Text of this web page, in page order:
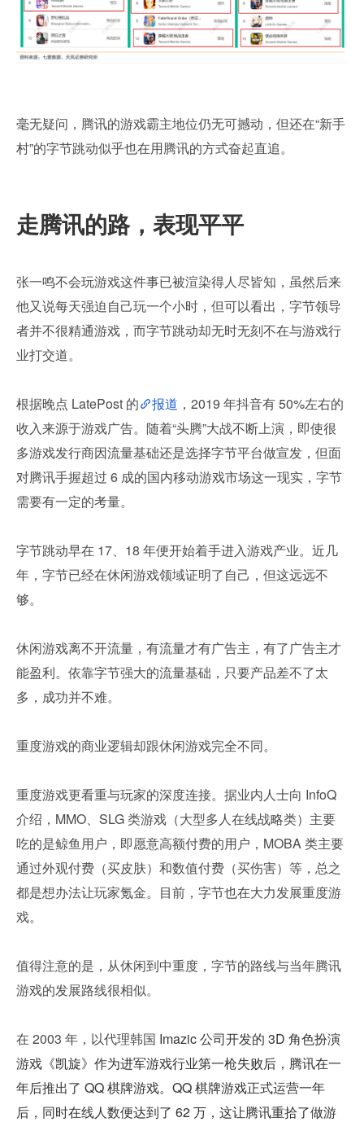
毫无疑问，腾讯的游戏霸主地位仍无可撼动，但还在“新手
村”的字节跳动似乎也在用腾讯的方式奋起直追。
走腾讯的路，表现平平
张一鸣不会玩游戏这件事已被渲染得人尽皆知，虽然后来
他又说每天强迫自己玩一个小时，但可以看出，字节领导
者并不很精通游戏，而字节跳动却无时无刻不在与游戏行
业打交道。
根据晚点 LatePost 的 报道 ，2019 年抖音有 50%左右的
收入来源于游戏广告。随着“头腾”大战不断上演，即使很
多游戏发行商因流量基础还是选择字节平台做宣发，但面
对腾讯手握超过 6 成的国内移动游戏市场这一现实，字节
需要有一定的考量。
字节跳动早在 17、18 年便开始着手进入游戏产业。近几
年，字节已经在休闲游戏领域证明了自己，但这远远不
够。
休闲游戏离不开流量，有流量才有广告主，有了广告主才
能盈利。依靠字节强大的流量基础，只要产品差不了太
多，成功并不难。
重度游戏的商业逻辑却跟休闲游戏完全不同。
重度游戏更看重与玩家的深度连接。据业内人士向 InfoQ
介绍，MMO、SLG 类游戏（大型多人在线战略类）主要
吃的是鲸鱼用户，即愿意高额付费的用户，MOBA 类主要
通过外观付费（买皮肤）和数值付费（买伤害）等，总之
都是想办法让玩家氪金。目前，字节也在大力发展重度游
戏。
值得注意的是，从休闲到中重度，字节的路线与当年腾讯
游戏的发展路线很相似。
在 2003 年，以代理韩国 Imazic 公司开发的 3D 角色扮演
游戏 《凯旋》作为进军游戏行业第一枪失败后，腾讯在一
年后推出了 QQ 棋牌游戏。QQ 棋牌游戏正式运营一年
后，同时在线人数便达到了 62 万，这让腾讯重拾了做游